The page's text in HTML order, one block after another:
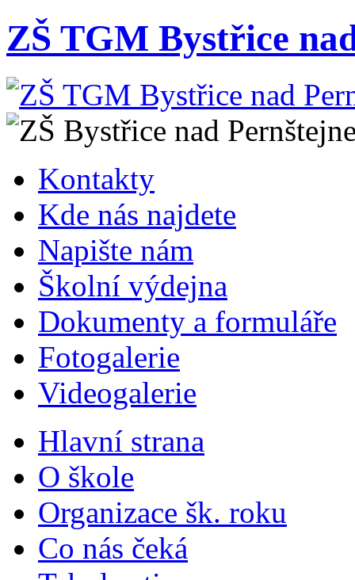
ZŠ TGM Bystřice
Kontakty
Kde nás najdete
Napište nám
Školní výdejna
Dokumenty a formuláře
Fotogalerie
Videogalerie
Hlavní strana
O škole
Organizace šk. roku
Co nás čeká